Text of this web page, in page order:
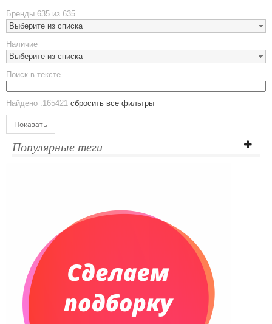
Наборы посуды
Предметы сервировки
Стаканы
Эко кружки
ЕВРОПОСУДА
Аксессуары
Ежедневники и блокноты
Датированные ежедневники
Планинги недатированные
Телефонные книжки
Сумки и Рюкзаки
Сумки для планшетов и ноутбуков
Рюкзаки
Конференц-сумки
Бренды 635 из 635
Выберите из списка
Наличие
Выберите из списка
Поиск в тексте
Найдено :165421 сбросить все фильтры
Показать
Популярные теги